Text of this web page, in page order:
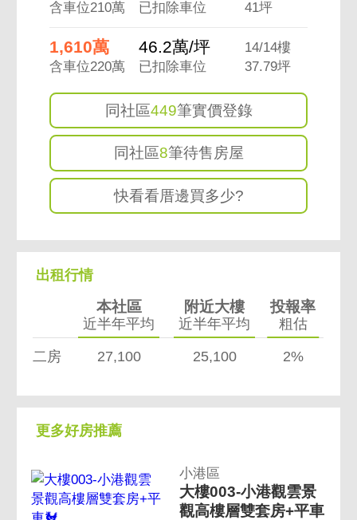
含車位210萬 已扣除車位
41坪
1,610萬
含車位220萬
46.2萬/坪
已扣除車位
14/14樓
37.79坪
同社區449筆實價登錄
同社區8筆待售房屋
快看看厝邊買多少?
出租行情
本社區
近半年平均
附近大樓
近半年平均
投報率
粗估
二房 27,100 25,100 2%
更多好房推薦
小港區
大樓003-小港觀雲景
觀高樓層雙套房+平車